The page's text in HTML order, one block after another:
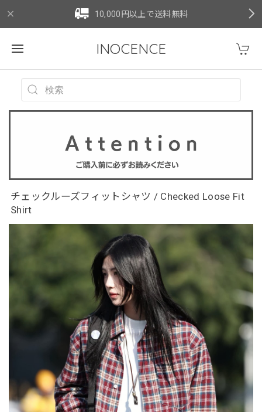
10,000円以上で送料無料
INOCENCE
チェックルーズフィットシャツ / Checked Loose Fit
Shirt